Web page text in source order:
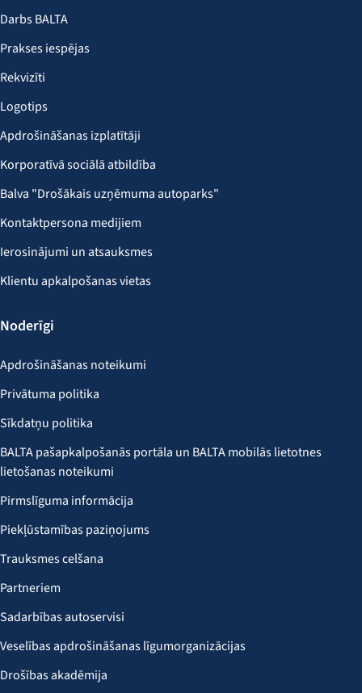
Darbs BALTA
Prakses iespējas
Rekvizīti
Logotips
Apdrošināšanas izplatītāji
Korporatīvā sociālā atbildība
Balva "Drošākais uzņēmuma autoparks"
Kontaktpersona medijiem
Ierosinājumi un atsauksmes
Klientu apkalpošanas vietas
Noderīgi
Apdrošināšanas noteikumi
Privātuma politika
Sīkdatņu politika
BALTA pašapkalpošanās portāla un BALTA mobilās lietotnes
lietošanas noteikumi
Pirmslīguma informācija
Piekļūstamības paziņojums
Trauksmes celšana
Partneriem
Sadarbības autoservisi
Veselības apdrošināšanas līgumorganizācijas
Drošības akadēmija